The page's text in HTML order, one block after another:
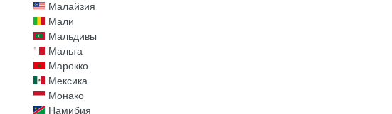
Малайзия
Мали
Мальдивы
Мальта
Марокко
Мексика
Монако
Намибия